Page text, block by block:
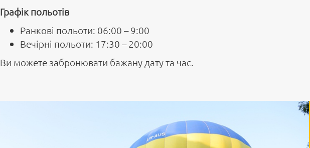
Графік польотів
Ранкові польоти: 06:00 – 9:00
Вечірні польоти: 17:30 – 20:00
Ви можете забронювати бажану дату та час.